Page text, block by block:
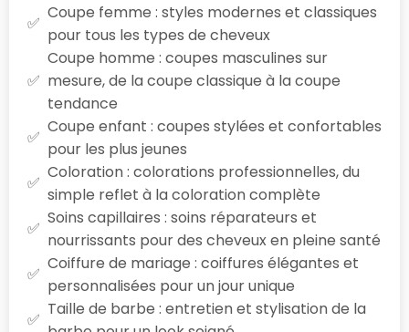
Coupe femme : styles modernes et classiques
pour tous les types de cheveux
Coupe homme : coupes masculines sur
mesure, de la coupe classique à la coupe
tendance
Coupe enfant : coupes stylées et confortables
pour les plus jeunes
Coloration : colorations professionnelles, du
simple reflet à la coloration complète
Soins capillaires : soins réparateurs et
nourrissants pour des cheveux en pleine santé
Coiffure de mariage : coiffures élégantes et
personnalisées pour un jour unique
Taille de barbe : entretien et stylisation de la